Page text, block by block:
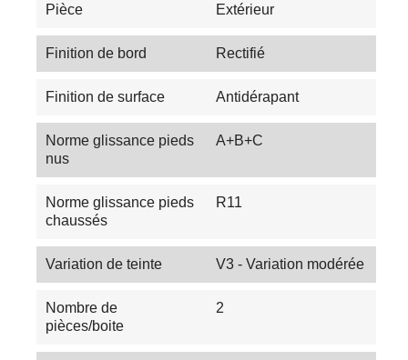
Pièce Extérieur
Finition de bord Rectifié
Finition de surface Antidérapant
Norme glissance pieds
nus
A+B+C
Norme glissance pieds
chaussés
R11
Variation de teinte V3 - Variation modérée
Nombre de
pièces/boite
2